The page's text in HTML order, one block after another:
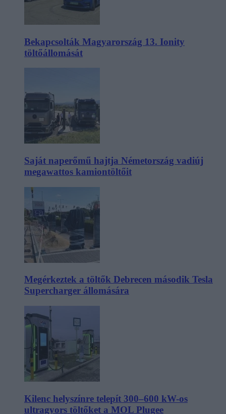
Bekapcsolták Magyarország 13. Ionity
töltőállomását
Saját naperőmű hajtja Németország vadiúj
megawattos kamiontöltőit
Megérkeztek a töltők Debrecen második Tesla
Supercharger állomására
Kilenc helyszínre telepít 300–600 kW-os
ultragyors töltőket a MOL Plugee